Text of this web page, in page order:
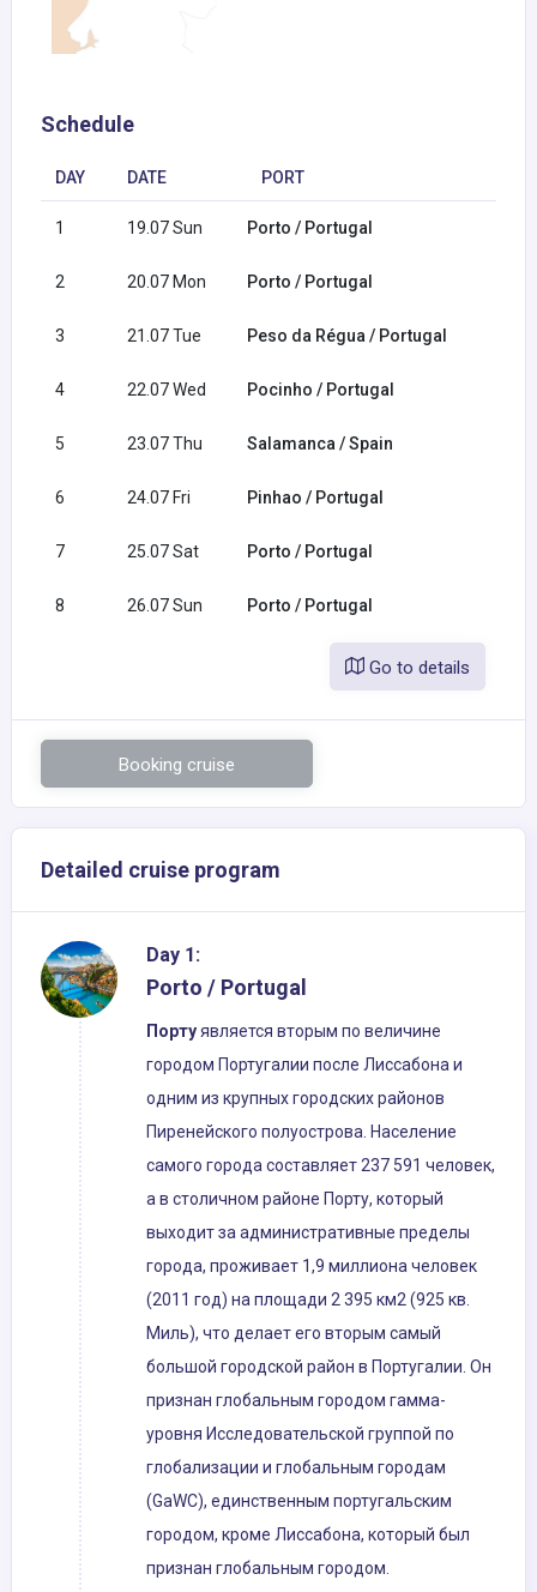
Schedule
DAY DATE PORT
1 19.07 Sun Porto / Portugal
2 20.07 Mon Porto / Portugal
3 21.07 Tue Peso da Régua / Portugal
4 22.07 Wed Pocinho / Portugal
5 23.07 Thu Salamanca / Spain
6 24.07 Fri Pinhao / Portugal
7 25.07 Sat Porto / Portugal
8 26.07 Sun Porto / Portugal
Go to details
Booking cruise
Detailed cruise program
Day 1:
Porto / Portugal
Портуявляется вторым по величине
городом Португалии после Лиссабона и
одним из крупных городских районов
Пиренейского полуострова. Население
самого города составляет 237 591 человек,
а в столичном районе Порту, который
выходит за административные пределы
города, проживает 1,9 миллиона человек
(2011 год) на площади 2 395 км2 (925 кв.
Миль), что делает его вторым самый
большой городской район в Португалии. Он
признан глобальным городом гамма-
уровня Исследовательской группой по
глобализации и глобальным городам
(GaWC), единственным португальским
городом, кроме Лиссабона, который был
признан глобальным городом.